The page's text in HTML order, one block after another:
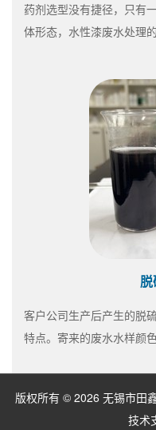
药剂选型没有捷径，只有
体形态，水性漆废水处理
客户公司生产后产生的脱
特点。寄来的废水水样颜
版权所有 © 2026 无锡市田
技术